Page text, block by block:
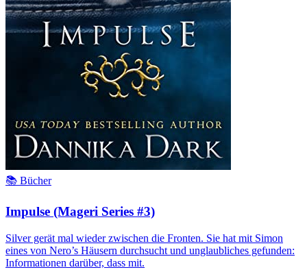
📚 Bücher
Impulse (Mageri Series #3)
Silver gerät mal wieder zwischen die Fronten. Sie hat mit Simon
eines von Nero’s Häusern durchsucht und unglaubliches gefunden:
Informationen darüber, dass mit.